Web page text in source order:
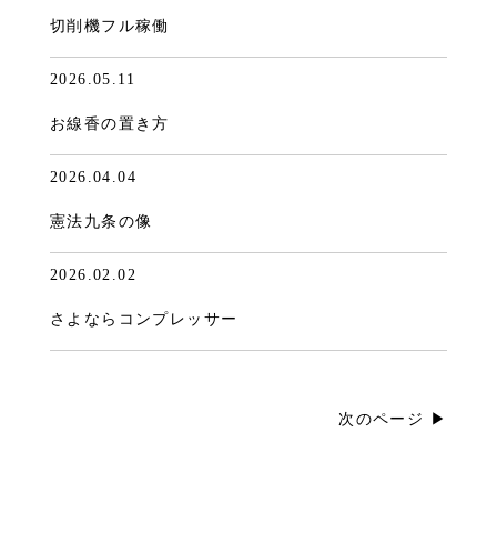
切削機フル稼働
2026.05.11
お線香の置き方
2026.04.04
憲法九条の像
2026.02.02
さよならコンプレッサー
次のページ ▶